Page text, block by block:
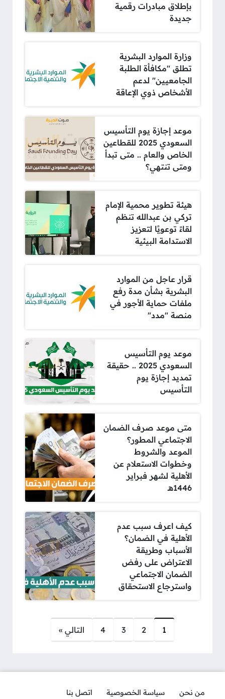
بإطلاق مبادرات رقمية
جديدة
وزارة الموارد البشرية
تطلق "مكافأة الطلبة
الجامعيين" لدعم
الأشخاص ذوي الإعاقة
موعد إجازة يوم التأسيس
السعودي 2025 للقطاعين
الخاص والعام .. متى تبدأ
ومتى تنتهي؟
هيئة تطوير محمية الإمام
تركي بن عبدالله تنظم
لقاءً توعويًا لتعزيز
الاستدامة البيئية
قرار عاجل من الموارد
البشرية بشأن مدة رفع
ملفات حماية الأجور في
منصة "مدد"
موعد يوم التأسيس
السعودي 2025 .. حقيقة
تمديد إجازة يوم
التأسيس
متى موعد صرف الضمان
الاجتماعي المطور؟
الموعد والشروط
وخطوات الاستعلام عن
الأهلية لشهر فبراير
1446هـ
كيف اعرف سبب عدم
الأهلية في الضمان؟
الأسباب وطريقة
الاعتراض على رفض
الضمان الاجتماعي
واسترجاع الاستحقاق
1
2
3
4 التالي »
من نحن سياسة الخصوصية اتصل بنا